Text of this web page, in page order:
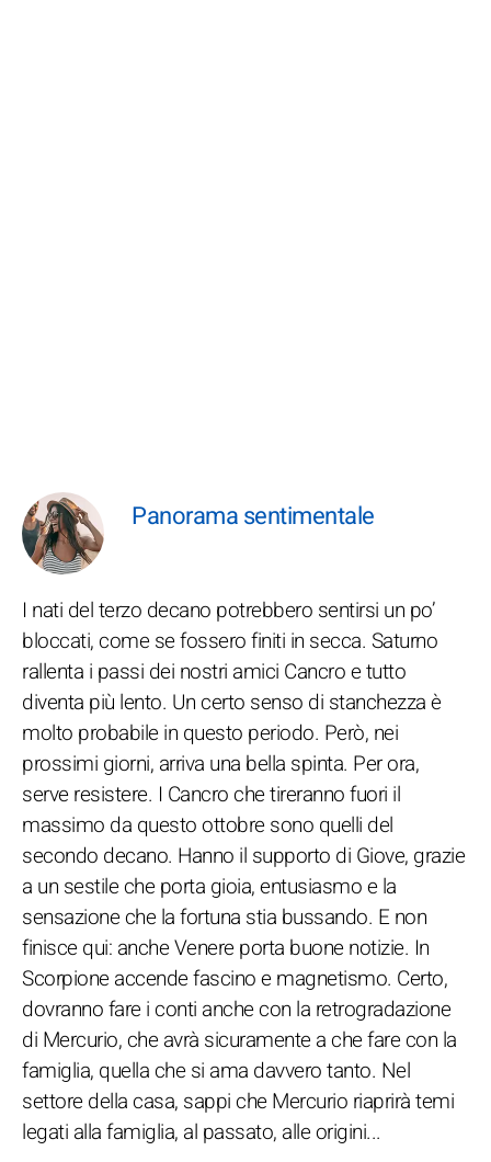
Panorama sentimentale
I nati del terzo decano potrebbero sentirsi un po’
bloccati, come se fossero finiti in secca. Saturno
rallenta i passi dei nostri amici Cancro e tutto
diventa più lento. Un certo senso di stanchezza è
molto probabile in questo periodo. Però, nei
prossimi giorni, arriva una bella spinta. Per ora,
serve resistere. I Cancro che tireranno fuori il
massimo da questo ottobre sono quelli del
secondo decano. Hanno il supporto di Giove, grazie
a un sestile che porta gioia, entusiasmo e la
sensazione che la fortuna stia bussando. E non
finisce qui: anche Venere porta buone notizie. In
Scorpione accende fascino e magnetismo. Certo,
dovranno fare i conti anche con la retrogradazione
di Mercurio, che avrà sicuramente a che fare con la
famiglia, quella che si ama davvero tanto. Nel
settore della casa, sappi che Mercurio riaprirà temi
legati alla famiglia, al passato, alle origini...